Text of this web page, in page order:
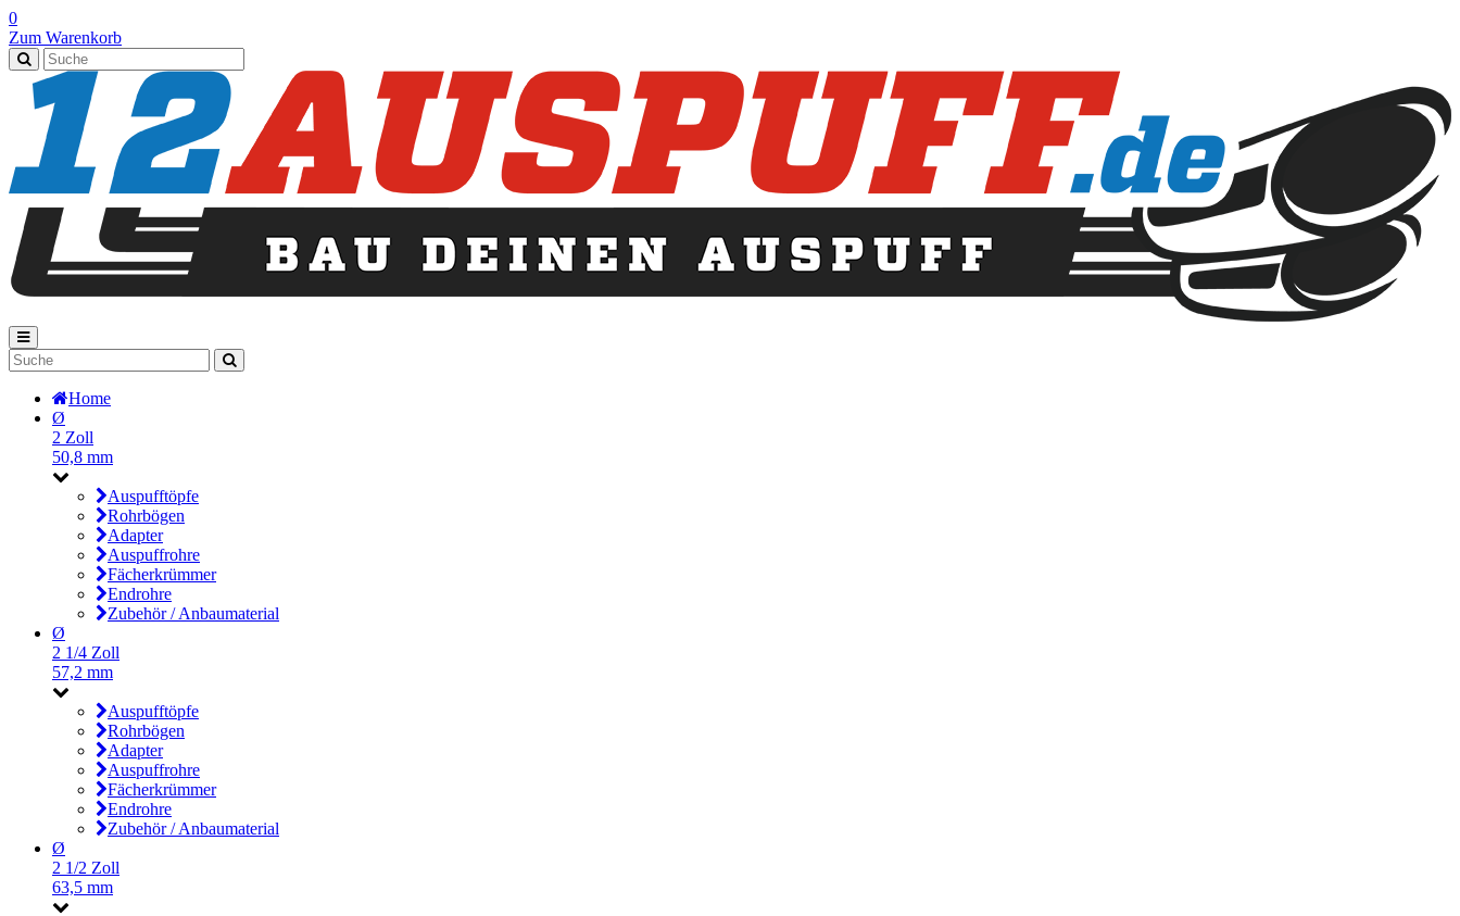
0
Zum Warenkorb
Home
Ø
2 Zoll
50,8 mm
Auspufftöpfe
Rohrbögen
Adapter
Auspuffrohre
Fächerkrümmer
Endrohre
Zubehör / Anbaumaterial
Ø
2 1/4 Zoll
57,2 mm
Auspufftöpfe
Rohrbögen
Adapter
Auspuffrohre
Fächerkrümmer
Endrohre
Zubehör / Anbaumaterial
Ø
2 1/2 Zoll
63,5 mm